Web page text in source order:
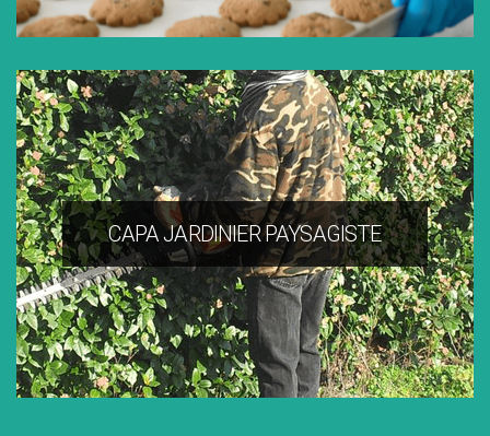
CAPA JARDINIER PAYSAGISTE